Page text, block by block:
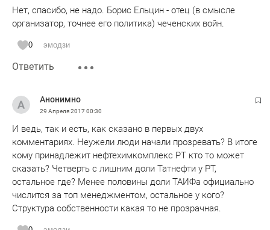
Нет, спасибо, не надо. Борис Ельцин - отец (в смысле
организатор, точнее его политика) чеченских войн.
0 эмодзи
Ответить
Анонимно
29 Апреля 201700:30
И ведь, так и есть, как сказано в первых двух
комментариях. Неужели люди начали прозревать? В итоге
кому принадлежит нефтехимкомплекс РТ кто то может
сказать? Четверть с лишним доли Татнефти у РТ,
остальное где? Менее половины доли ТАИФа официально
числится за топ менеджментом, остальное у кого?
Структура собственности какая то не прозрачная.